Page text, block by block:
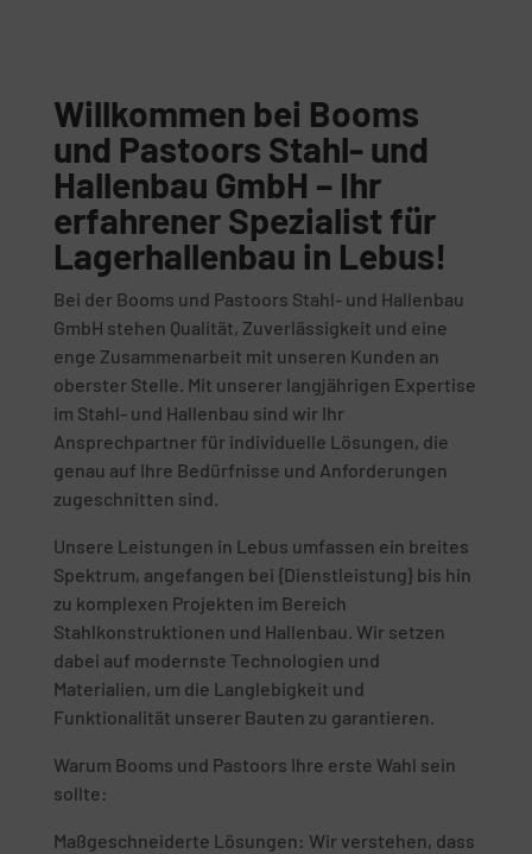
Willkommen bei Booms
und Pastoors Stahl- und
Hallenbau GmbH – Ihr
erfahrener Spezialist für
Lagerhallenbau in Lebus!
Bei der Booms und Pastoors Stahl- und Hallenbau
GmbH stehen Qualität, Zuverlässigkeit und eine
enge Zusammenarbeit mit unseren Kunden an
oberster Stelle. Mit unserer langjährigen Expertise
im Stahl- und Hallenbau sind wir Ihr
Ansprechpartner für individuelle Lösungen, die
genau auf Ihre Bedürfnisse und Anforderungen
zugeschnitten sind.
Unsere Leistungen in Lebus umfassen ein breites
Spektrum, angefangen bei {Dienstleistung} bis hin
zu komplexen Projekten im Bereich
Stahlkonstruktionen und Hallenbau. Wir setzen
dabei auf modernste Technologien und
Materialien, um die Langlebigkeit und
Funktionalität unserer Bauten zu garantieren.
Warum Booms und Pastoors Ihre erste Wahl sein
sollte:
Maßgeschneiderte Lösungen: Wir verstehen, dass